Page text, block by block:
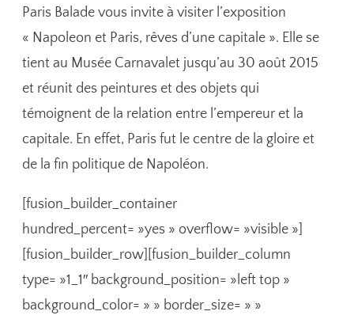
Paris Balade vous invite à visiter l’exposition
« Napoleon et Paris, rêves d’une capitale ». Elle se
tient au Musée Carnavalet jusqu’au 30 août 2015
et réunit des peintures et des objets qui
témoignent de la relation entre l’empereur et la
capitale. En effet, Paris fut le centre de la gloire et
de la fin politique de Napoléon.
[fusion_builder_container
hundred_percent= »yes » overflow= »visible »]
[fusion_builder_row][fusion_builder_column
type= »1_1″ background_position= »left top »
background_color= » » border_size= » »